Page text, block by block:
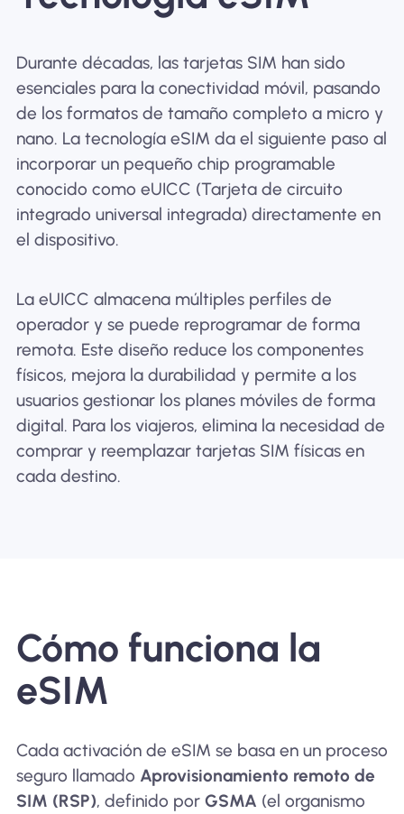
Durante décadas, las tarjetas SIM han sido
esenciales para la conectividad móvil, pasando
de los formatos de tamaño completo a micro y
nano. La tecnología eSIM da el siguiente paso al
incorporar un pequeño chip programable
conocido como eUICC (Tarjeta de circuito
integrado universal integrada) directamente en
el dispositivo.
La eUICC almacena múltiples perfiles de
operador y se puede reprogramar de forma
remota. Este diseño reduce los componentes
físicos, mejora la durabilidad y permite a los
usuarios gestionar los planes móviles de forma
digital. Para los viajeros, elimina la necesidad de
comprar y reemplazar tarjetas SIM físicas en
cada destino.
Cómo funciona la
eSIM
Cada activación de eSIM se basa en un proceso
seguro llamado Aprovisionamiento remoto de
SIM (RSP), definido por GSMA (el organismo